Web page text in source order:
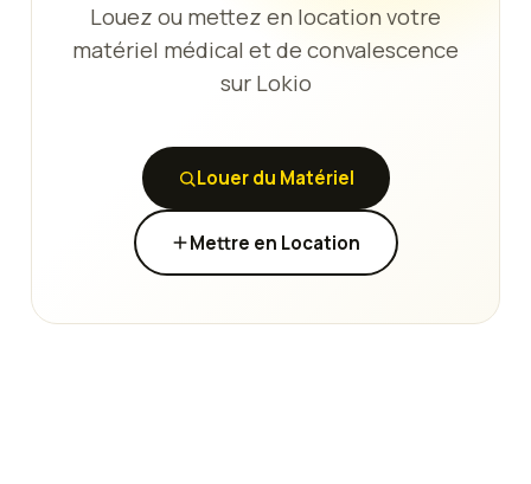
Louez ou mettez en location votre
matériel médical et de convalescence
sur Lokio
Louer du Matériel
Mettre en Location